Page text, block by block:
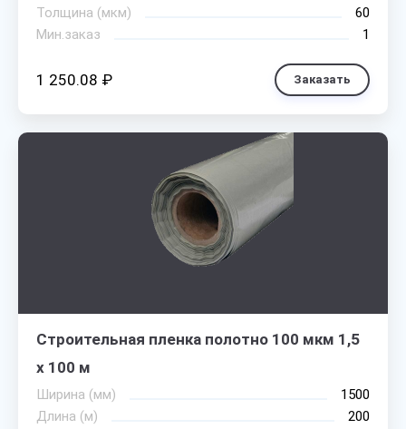
Толщина (мкм)
60
Мин.заказ
1
1 250.08 ₽ Заказать
Строительная пленка полотно 100 мкм 1,5
х 100 м
Ширина (мм)
1500
Длина (м)
200